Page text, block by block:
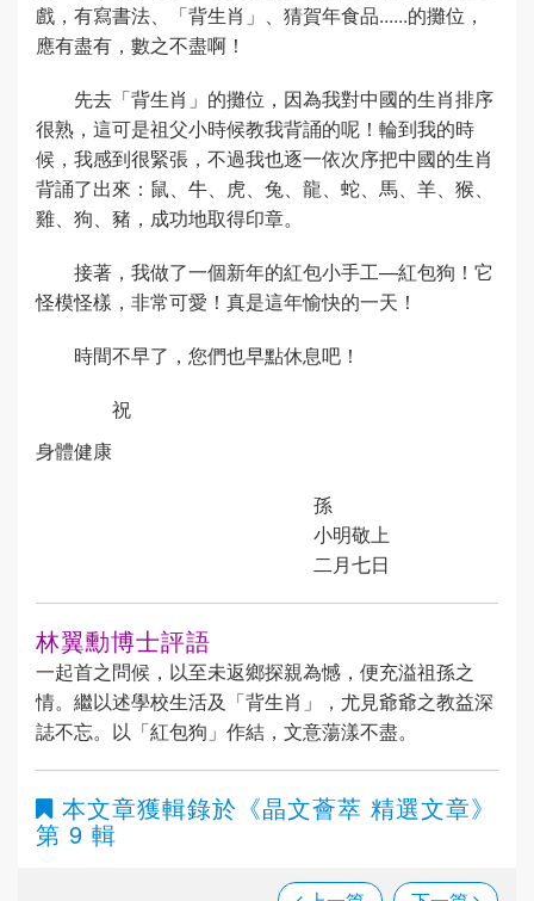
戲，有寫書法、「背生肖」、猜賀年食品......的攤位，
應有盡有，數之不盡啊！
先去「背生肖」的攤位，因為我對中國的生肖排序
很熟，這可是祖父小時候教我背誦的呢！輪到我的時
候，我感到很緊張，不過我也逐一依次序把中國的生肖
背誦了出來：鼠、牛、虎、兔、龍、蛇、馬、羊、猴、
雞、狗、豬，成功地取得印章。
接著，我做了一個新年的紅包小手工—紅包狗！它
怪模怪樣，非常可愛！真是這年愉快的一天！
時間不早了，您們也早點休息吧！
祝
身體健康
孫
小明敬上
二月七日
林翼勳博士評語
一起首之問候，以至未返鄉探親為憾，便充溢祖孫之
情。繼以述學校生活及「背生肖」，尤見爺爺之教益深
誌不忘。以「紅包狗」作結，文意蕩漾不盡。
本文章獲輯錄於 《晶文薈萃 精選文章》
第 9 輯